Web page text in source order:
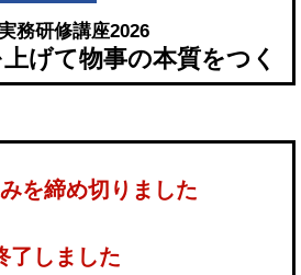
務研修講座2026
げて物事の本質をつく
を締め切りました
了しました